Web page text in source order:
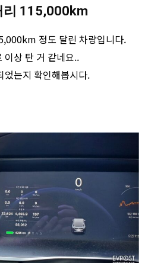
리 115,000km
정도 달린 차량입니다.
이상 탄 거 같네요..
었는지 확인해봅시다.